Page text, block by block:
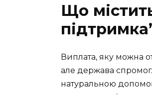
Що
Виплата, яку можна
але держава
натуральною